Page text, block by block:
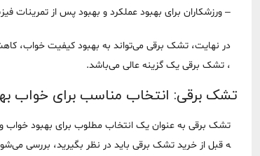
– ورزشکاران برای بهبود عملکرد و بهبود پس از تمرینات
در نهایت، تشک برقی می‌تواند به بهبود کیفیت خواب،
، تشک برقی یک گزینه عالی می‌باشد.
تشک برقی: انتخاب مناسب برای خواب
تشک برقی به عنوان یک انتخاب مطلوب برای بهبود خواب و
ه قبل از خرید تشک برقی باید در نظر بگیرید، بررسی